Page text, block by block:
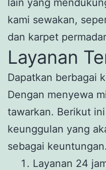
lain yang
kami sewakan,
dan karpet
Layanan
Dapatkan berbagai
Dengan menyewa
tawarkan. Berikut
keunggulan yang
sebagai keuntungan.
Layanan 24